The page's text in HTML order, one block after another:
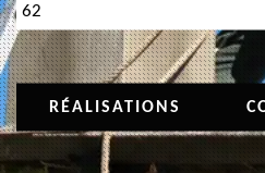
62
RÉALISATIONS